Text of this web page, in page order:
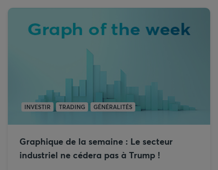
INVESTIR TRADING GÉNÉRALITÉS
Graphique de la semaine : Le secteur
industriel ne cédera pas à Trump !